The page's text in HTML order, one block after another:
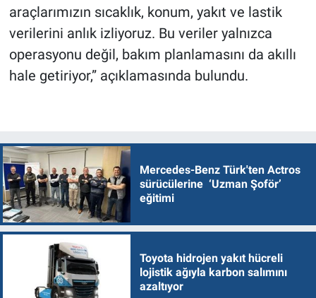
araçlarımızın sıcaklık, konum, yakıt ve lastik
verilerini anlık izliyoruz. Bu veriler yalnızca
operasyonu değil, bakım planlamasını da akıllı
hale getiriyor,” açıklamasında bulundu.
Mercedes-Benz Türk'ten Actros
sürücülerine ‘Uzman Şoför’
eğitimi
Toyota hidrojen yakıt hücreli
lojistik ağıyla karbon salımını
azaltıyor